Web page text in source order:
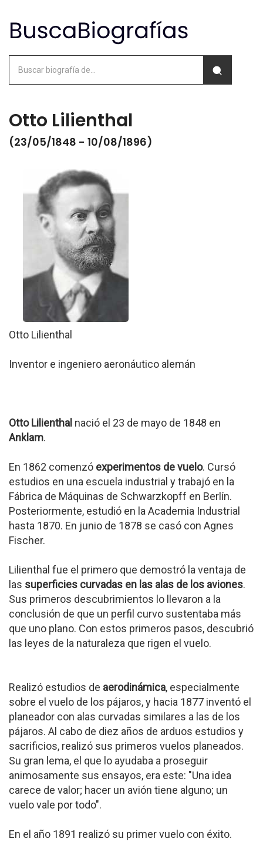
Otto Lilienthal
(23/05/1848 - 10/08/1896)
Otto Lilienthal
Inventor e ingeniero aeronáutico alemán
Otto Lilienthal nació el 23 de mayo de 1848 en
Anklam.
En 1862 comenzó experimentos de vuelo. Cursó
estudios en una escuela industrial y trabajó en la
Fábrica de Máquinas de Schwarzkopff en Berlín.
Posteriormente, estudió en la Academia Industrial
hasta 1870. En junio de 1878 se casó con Agnes
Fischer.
Lilienthal fue el primero que demostró la ventaja de
las superficies curvadas en las alas de los aviones.
Sus primeros descubrimientos lo llevaron a la
conclusión de que un perfil curvo sustentaba más
que uno plano. Con estos primeros pasos, descubrió
las leyes de la naturaleza que rigen el vuelo.
Realizó estudios de aerodinámica, especialmente
sobre el vuelo de los pájaros, y hacia 1877 inventó el
planeador con alas curvadas similares a las de los
pájaros. Al cabo de diez años de arduos estudios y
sacrificios, realizó sus primeros vuelos planeados.
Su gran lema, el que lo ayudaba a proseguir
animosamente sus ensayos, era este: "Una idea
carece de valor; hacer un avión tiene alguno; un
vuelo vale por todo".
En el año 1891 realizó su primer vuelo con éxito.